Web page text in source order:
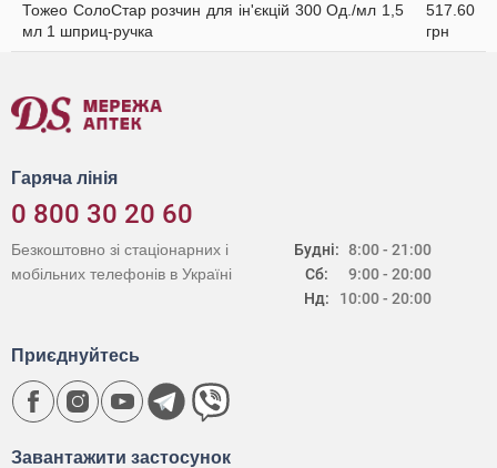
Тожео СолоСтар розчин для ін'єкцій 300 Од./мл 1,5
мл 1 шприц-ручка
517.60
грн
Гаряча лінія
0 800 30 20 60
Будні:
Сб:
Нд:
8:00 - 21:00
9:00 - 20:00
10:00 - 20:00
Безкоштовно зі стаціонарних і
мобільних телефонів в Україні
Завантажити застосунок
Приєднуйтесь